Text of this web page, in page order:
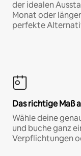
der idealen
Monat oder
perfekte
Das richtige Maß
Wähle deine
und buche ganz
Verpflichtungen